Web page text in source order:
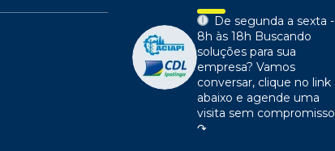
De segunda a sexta -
8h às 18h Buscando
soluções para sua
empresa? Vamos
conversar, clique no link
abaixo e agende uma
visita sem compromisso
↷